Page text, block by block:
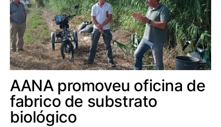
AANA promoveu oficina de
fabrico de substrato
biológico